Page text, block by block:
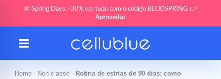
🌼 Spring Days: -30% em tudo com o código BLOGSPRING 👉
Aproveitar
Home - Non classé - Rotina de estrias de 90 dias: como